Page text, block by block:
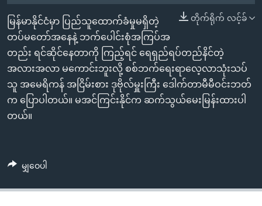
ရှာဖွေ
ရန်
နေရာ
သို့
ကျော်
ရန်
ဘာသာစကားများ တိုက်ရိုက် လင့်ခ်
မြန်မာနိုင်ငံမှာ ပြည်သူထောက်ခံမှုမရှိတဲ့
တပ်မတော်အနေနဲ့ ဘက်ပေါင်းစုံအကြပ်အ
တည်း ရင်ဆိုင်နေတာကို ကြည့်ရင် ရေရှည်ရပ်တည်နိင်တဲ့
အလားအလာ မကောင်းဘူးလို့ စစ်ဘက်ရေးရာလေ့လာသုံးသပ်
သူ အမေရိကန် အငြိမ်းစား ဒုဗိုလ်မှူးကြီး ဒေါက်တာမီမီဝင်းဘတ်
က ပြောပါတယ်။ မအင်ကြင်းနိုင်က ဆက်သွယ်မေးမြန်းထားပါ
တယ်။
မျှဝေပါ